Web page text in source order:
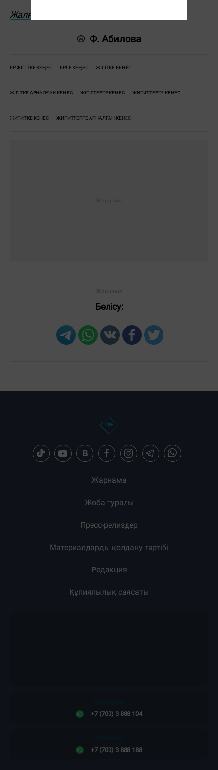
Жалғасы
Ф. Абилова
ЕР ЖІГІТКЕ КЕҢЕС ЕРГЕ КЕҢЕС ЖІГІТКЕ КЕҢЕС
ЖІГІТКЕ АРНАЛҒАН КЕҢЕС ЖІГІТТЕРГЕ КЕҢЕС ЖИГИТТЕРГЕ КЕНЕС
ЖИГИТКЕ КЕНЕС ЖИГИТТЕРГЕ АРНАЛГАН КЕНЕС
Бөлісу:
Жарнама
Жоба туралы
Пресс-релиздер
Материалдарды қолдану тәртібі
Редакция
Құпиялылық саясаты
+7 (700) 3 888 104
+7 (700) 3 888 188